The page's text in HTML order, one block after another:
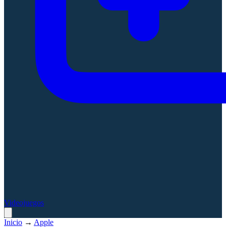
Videojuegos
Inicio → Apple